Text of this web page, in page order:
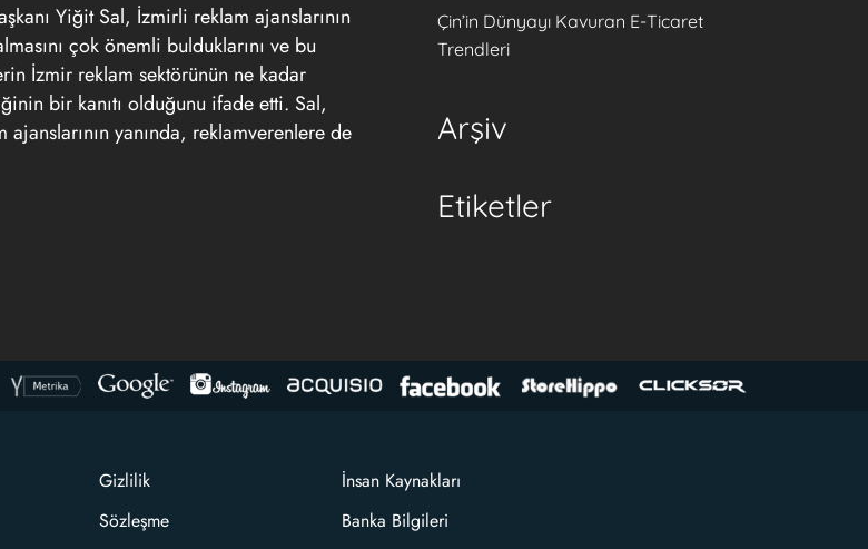
Yiğit Sal, İzmirli reklam ajanslarının
çok önemli bulduklarını ve bu
İzmir reklam sektörünün ne kadar
bir kanıtı olduğunu ifade etti. Sal,
ajanslarının yanında, reklamverenlere de
Çin’in Dünyayı Kavuran E-Ticaret
Trendleri
Arşiv
Etiketler
Gizlilik
Sözleşme
İnsan Kaynakları
Banka Bilgileri